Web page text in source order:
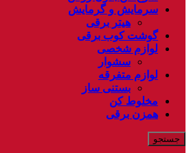
سرمایش و گرمایش
هیتر برقی
گوشت کوب برقی
لوازم شخصی
سشوار
لوازم متفرقه
بستنی ساز
مخلوط کن
همزن برقی
جستجو